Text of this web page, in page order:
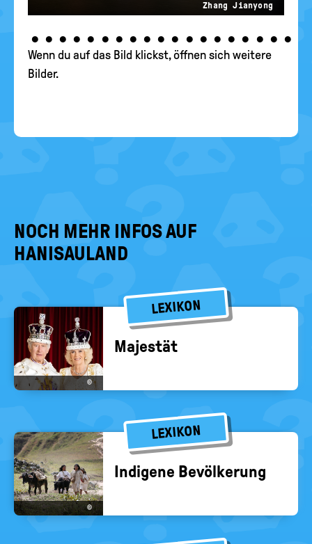
Zhang Jianyong
••••• •••••• ••••• •••
Wenn du auf das Bild klickst, öffnen sich weitere
Bilder.
NOCH MEHR INFOS AUF
HANISAULAND
LEXIKON
©
Ma­jes­tät
LEXIKON
©
In­di­ge­ne Be­völ­ke­rung